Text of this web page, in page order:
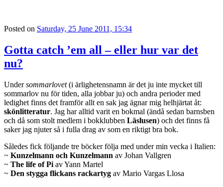
Posted on Saturday, 25 June 2011, 15:34
Gotta catch ’em all – eller hur var det
nu?
Undersommarlovet(i ärlighetensnamn är det ju inte mycket till
sommarlov nu för tiden, alla jobbar ju) och andra perioder med
ledighet finns det framför allt en sak jag ägnar mig helhjärtat åt:
skönlitteratur. Jag har alltid varit en bokmal (ändå sedan barnsben
och då som stolt medlem i bokklubben Läslusen) och det finns få
saker jag njuter så i fulla drag av som en riktigt bra bok.
Således fick följande tre böcker följa med under min vecka i Italien:
~ Kunzelmann och Kunzelmann av Johan Vallgren
~ The life of Pi av Yann Martel
~ Den stygga flickans rackartyg av Mario Vargas Llosa